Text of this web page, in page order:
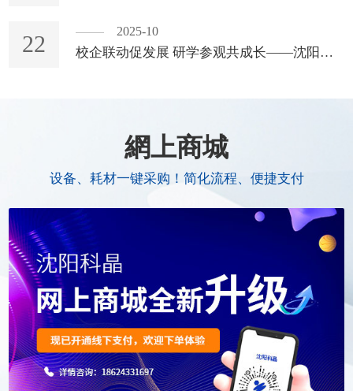
22 2025-10
校企联动促发展 研学参观共成长——沈阳工业大学理学院应用物理专业师生到沈阳科晶生产实习研学活动
網上商城
设备、耗材一键采购！简化流程、便捷支付